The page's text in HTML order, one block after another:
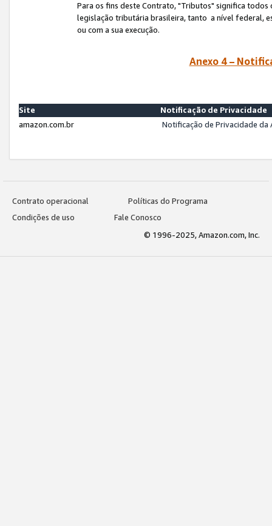
Para os fins deste Contrato, "Tributos" significa
legislação tributária brasileira, tanto a nível federal,
ou com a sua execução.
Anexo 4 –
Site
Notificação de Privacidade
amazon.com.br
Notificação de Privacidade
Contrato operacional
Políticas do Programa
Condições de uso
Fale Conosco
© 1996-2025, Amazon.com, Inc.